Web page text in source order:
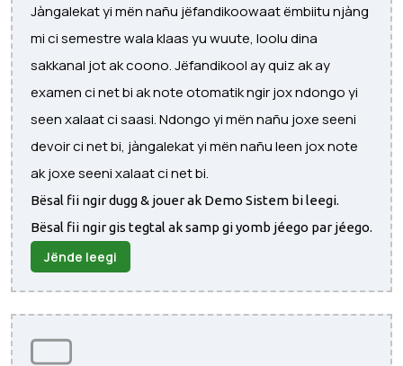
Jàngalekat yi mën nañu jëfandikoowaat ëmbiitu njàng
mi ci semestre wala klaas yu wuute, loolu dina
sakkanal jot ak coono. Jëfandikool ay quiz ak ay
examen ci net bi ak note otomatik ngir jox ndongo yi
seen xalaat ci saasi. Ndongo yi mën nañu joxe seeni
devoir ci net bi, jàngalekat yi mën nañu leen jox note
ak joxe seeni xalaat ci net bi.
Bësal fii ngir dugg & jouer ak Demo Sistem bi leegi.
Bësal fii ngir gis tegtal ak samp gi yomb jéego par jéego.
Jënde leegi